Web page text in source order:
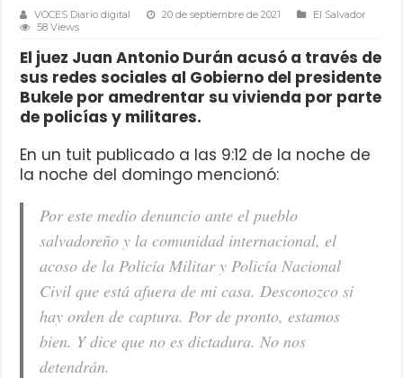
VOCES Diario digital 20 de septiembre de 2021
El Salvador
58 Views
El juez Juan Antonio Durán acusó a través de
sus redes sociales al Gobierno del presidente
Bukele por amedrentar su vivienda por parte
de policías y militares.
En un tuit publicado a las 9:12 de la noche de
la noche del domingo mencionó:
Por este medio denuncio ante el pueblo
salvadoreño y la comunidad internacional, el
acoso de la Policía Militar y Policía Nacional
Civil que está afuera de mi casa. Desconozco si
hay orden de captura. Por de pronto, estamos
bien. Y dice que no es dictadura. No nos
detendrán.